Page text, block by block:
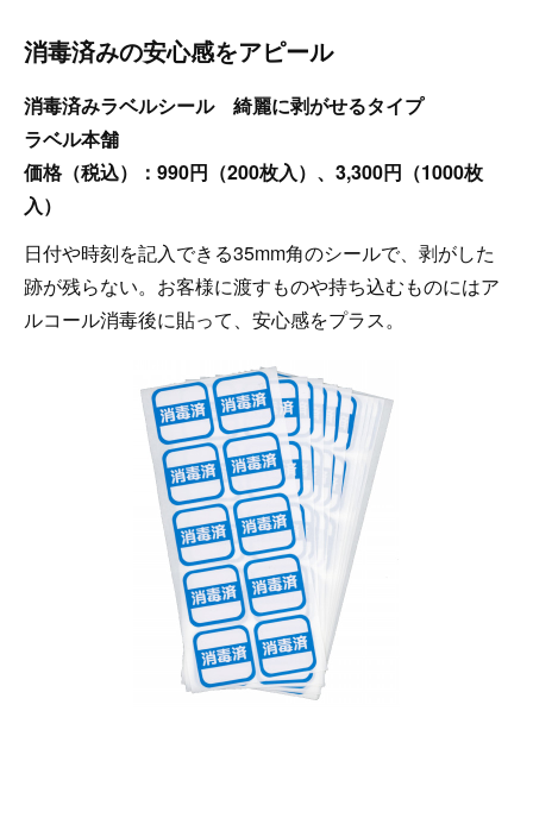
消毒済みの安心感をアピール
消毒済みラベルシール 綺麗に剥がせるタイプ
ラベル本舗
価格（税込）：990円（200枚入）、3,300円（1000枚
入）
日付や時刻を記入できる35mm角のシールで、剥がした
跡が残らない。お客様に渡すものや持ち込むものにはア
ルコール消毒後に貼って、安心感をプラス。